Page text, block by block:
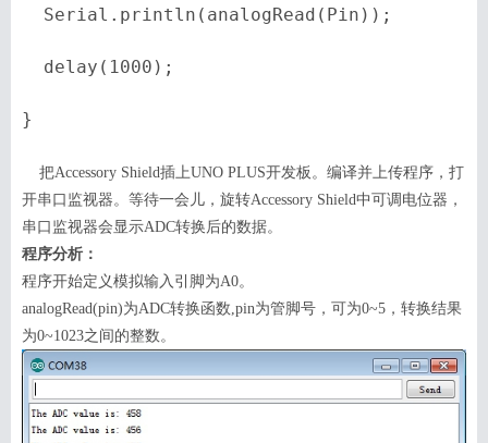
  Serial.println(analogRead(Pin));
  delay(1000);
}
把Accessory Shield插上UNO PLUS开发板。编译并上传程序，打
开串口监视器。等待一会儿，旋转Accessory Shield中可调电位器，
串口监视器会显示ADC转换后的数据。
程序分析：
程序开始定义模拟输入引脚为A0。
analogRead(pin)为ADC转换函数,pin为管脚号，可为0~5 ，转换结果
为0~1023之间的整数。